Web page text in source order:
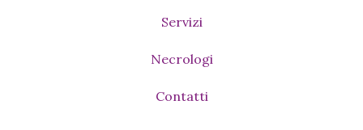
Servizi
Necrologi
Contatti